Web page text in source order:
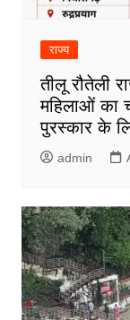
राज्य
तीलू रौतेली
महिलाओं का
पुरस्कार के
admin